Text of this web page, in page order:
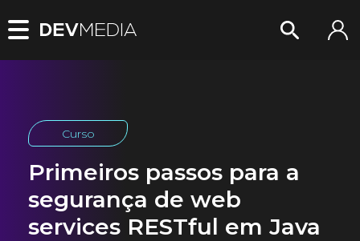
Curso
Primeiros passos para a
segurança de web
services RESTful em Java